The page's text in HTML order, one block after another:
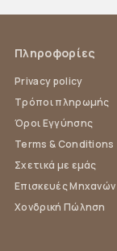
Πληροφορίες
Privacy policy
Τρόποι πληρωμής
Όροι Εγγύησης
Terms & Conditions
Σχετικά με εμάς
Επισκευές
Χονδρική Πώληση